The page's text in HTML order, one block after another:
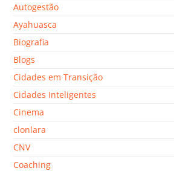
Autogestão
Ayahuasca
Biografia
Blogs
Cidades em Transição
Cidades Inteligentes
Cinema
clonlara
CNV
Coaching